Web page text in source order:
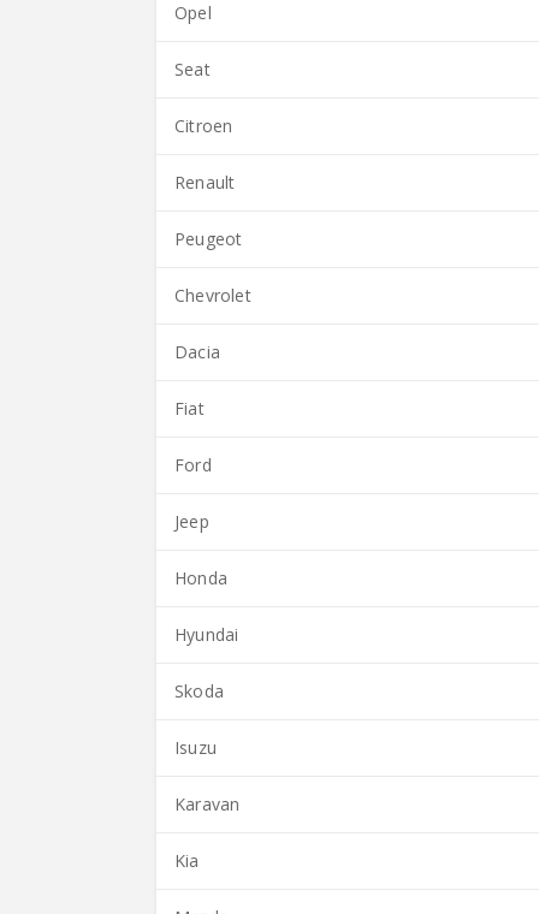
Opel
Seat
Citroen
Renault
Peugeot
Chevrolet
Dacia
Fiat
Ford
Jeep
Honda
Hyundai
Skoda
Isuzu
Karavan
Kia